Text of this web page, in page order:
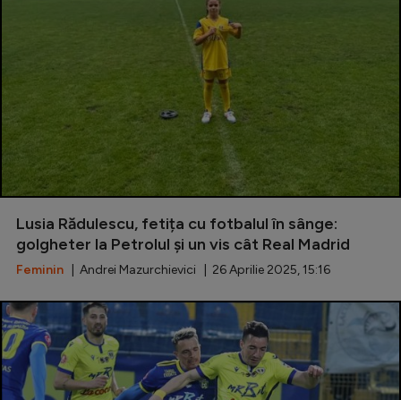
Lusia Rădulescu, fetița cu fotbalul în sânge:
golgheter la Petrolul și un vis cât Real Madrid
Feminin | Andrei Mazurchievici | 26 Aprilie 2025, 15:16